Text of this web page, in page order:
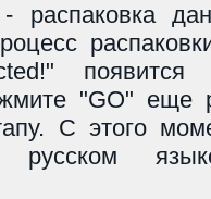
распаковка
появится
"GO" еще
С этого
русском